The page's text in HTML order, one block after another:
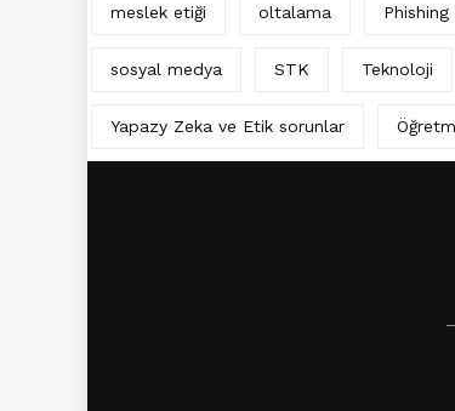
meslek etiği oltalama Phishing
sosyal medya STK Teknoloji
Yapazy Zeka ve Etik sorunlar